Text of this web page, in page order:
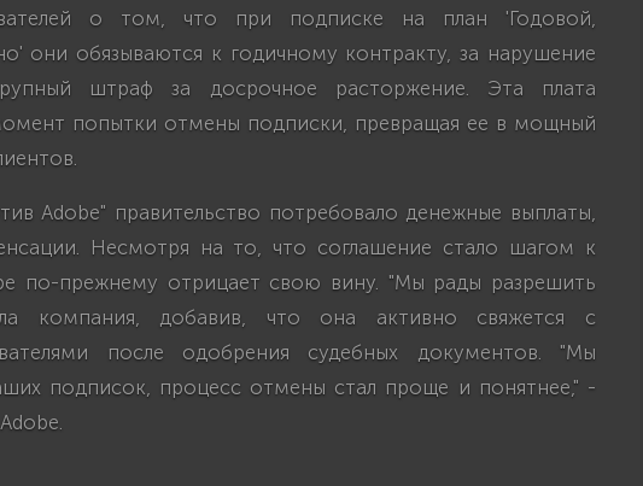
о том, что при подписке на план 'Годовой,
они обязываются к годичному контракту, за нарушение
штраф за досрочное расторжение. Эта плата
попытки отмены подписки, превращая ее в мощный
Adobe" правительство потребовало денежные выплаты,
Несмотря на то, что соглашение стало шагом к
по-прежнему отрицает свою вину. "Мы рады разрешить
компания, добавив, что она активно свяжется с
после одобрения судебных документов. "Мы
подписок, процесс отмены стал проще и понятнее," -